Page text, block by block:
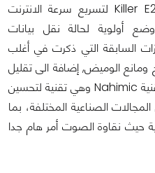
كما يتضمن بطاقة الشبكة Killer E2200 لتسريع سرعة الانترنت
أولوية لحالة نقل بيانات
السابقة التي ذكرت في أغلب
ومانع الوميض, إضافة الى تقليل
ضرر الضوء الأزرق. وأيضا يتمتع بتقنية Nahimic وهي تقنية لتحسين
الصناعية المختلفة، بما
حيث نقاوة الصوت أمر هام جدا